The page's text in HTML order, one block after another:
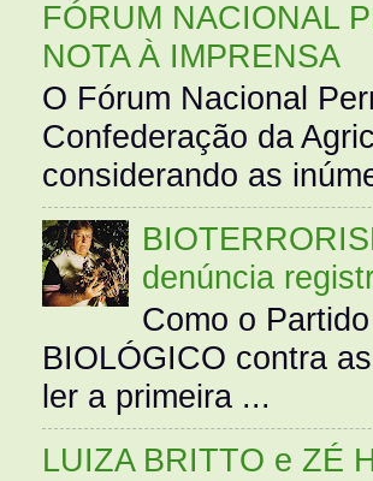
FÓRUM NACIONAL
NOTA À IMPRENSA
O Fórum Nacional
Confederação da
considerando as
denúncia
Como o
BIOLÓGICO contra
ler a primeira ...
LUIZA BRITTO e ZÉ